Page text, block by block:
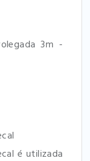
3m -
é utilizada